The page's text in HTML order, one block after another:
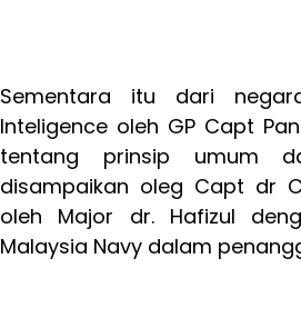
Sementara itu dari
Inteligence oleh GP Capt
tentang prinsip umum
disampaikan oleg Capt dr
oleh Major dr. Hafizul
Malaysia Navy dalam